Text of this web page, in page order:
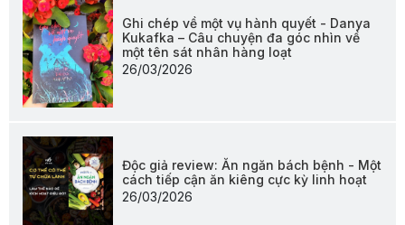
Ghi chép về một vụ hành quyết - Danya
Kukafka – Câu chuyện đa góc nhìn về
một tên sát nhân hàng loạt
26/03/2026
Độc giả review: Ăn ngăn bách bệnh - Một
cách tiếp cận ăn kiêng cực kỳ linh hoạt
26/03/2026